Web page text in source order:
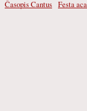
Časopis Cantus Festa